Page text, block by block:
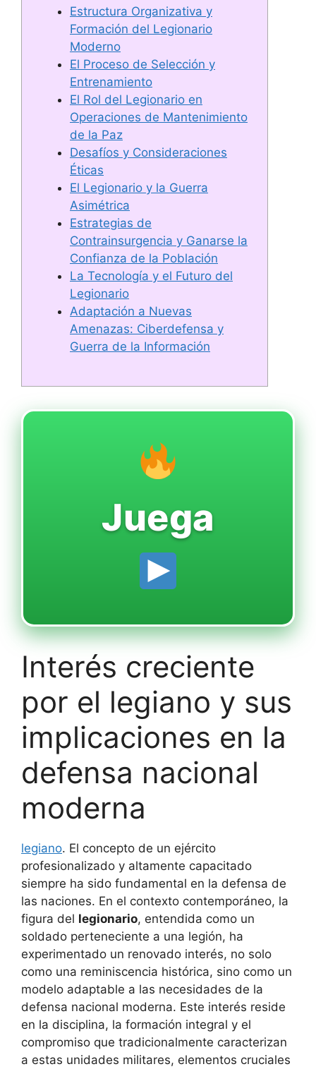
Estructura Organizativa y
Formación del Legionario
Moderno
El Proceso de Selección y
Entrenamiento
El Rol del Legionario en
Operaciones de Mantenimiento
de la Paz
Desafíos y Consideraciones
Éticas
El Legionario y la Guerra
Asimétrica
Estrategias de
Contrainsurgencia y Ganarse la
Confianza de la Población
La Tecnología y el Futuro del
Legionario
Adaptación a Nuevas
Amenazas: Ciberdefensa y
Guerra de la Información
Juega
Interés creciente
por el legiano y sus
implicaciones en la
defensa nacional
moderna
legiano. El concepto de un ejército
profesionalizado y altamente capacitado
siempre ha sido fundamental en la defensa de
las naciones. En el contexto contemporáneo, la
figura del legionario, entendida como un
soldado perteneciente a una legión, ha
experimentado un renovado interés, no solo
como una reminiscencia histórica, sino como un
modelo adaptable a las necesidades de la
defensa nacional moderna. Este interés reside
en la disciplina, la formación integral y el
compromiso que tradicionalmente caracterizan
a estas unidades militares, elementos cruciales